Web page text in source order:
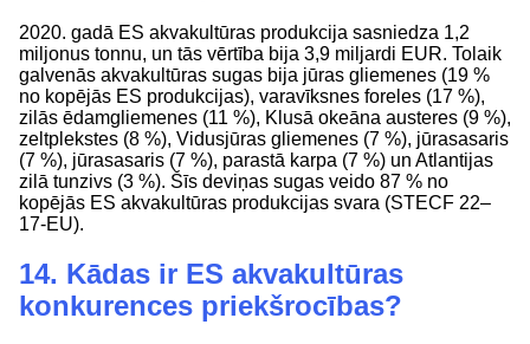
2020. gadā ES akvakultūras produkcija sasniedza 1,2
miljonus tonnu, un tās vērtība bija 3,9 miljardi EUR. Tolaik
galvenās akvakultūras sugas bija jūras gliemenes (19 %
no kopējās ES produkcijas), varavīksnes foreles (17 %),
zilās ēdamgliemenes (11 %), Klusā okeāna austeres (9 %),
zeltplekstes (8 %), Vidusjūras gliemenes (7 %), jūrasasaris
(7 %), jūrasasaris (7 %), parastā karpa (7 %) un Atlantijas
zilā tunzivs (3 %). Šīs deviņas sugas veido 87 % no
kopējās ES akvakultūras produkcijas svara (STECF 22–
17-EU).
14. Kādas ir ES akvakultūras
konkurences priekšrocības?